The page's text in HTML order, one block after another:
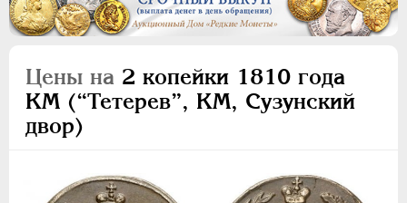
Цены на 2 копейки 1810 года
КМ (“Тетерев”, КМ, Сузунский
двор)
ПEТР I 1699 - 1725
ЕКАТЕРИНА I 1725-1727
АННА ИОАННОВНА 1730-1740
ИОАНН АНТОНОВИЧ
1740-1741
ЕЛИЗАВЕТА
ЕКАТЕРИНА II 1762-1796